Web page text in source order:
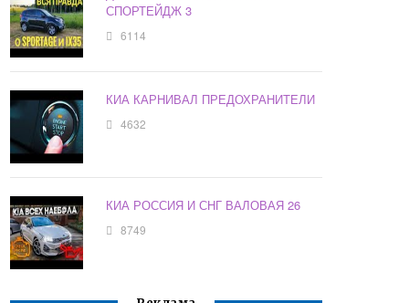
СПОРТЕЙДЖ 3
6114
КИА КАРНИВАЛ ПРЕДОХРАНИТЕЛИ
4632
КИА РОССИЯ И СНГ ВАЛОВАЯ 26
8749